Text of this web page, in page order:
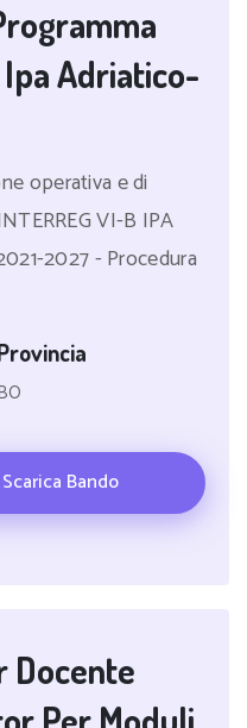
Adriatico-
operativa e di
VI-B IPA
2027 - Procedura
Scarica Bando
Docente